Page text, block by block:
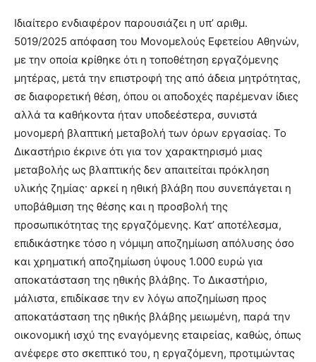
Ιδιαίτερο ενδιαφέρον παρουσιάζει η υπ’ αριθμ.
5019/2025 απόφαση του Μονομελούς Εφετείου Αθηνών,
με την οποία κρίθηκε ότι η τοποθέτηση εργαζόμενης
μητέρας, μετά την επιστροφή της από άδεια μητρότητας,
σε διαφορετική θέση, όπου οι αποδοχές παρέμεναν ίδιες
αλλά τα καθήκοντα ήταν υποδεέστερα, συνιστά
μονομερή βλαπτική μεταβολή των όρων εργασίας. Το
Δικαστήριο έκρινε ότι για τον χαρακτηρισμό μιας
μεταβολής ως βλαπτικής δεν απαιτείται πρόκληση
υλικής ζημίας· αρκεί η ηθική βλάβη που συνεπάγεται η
υποβάθμιση της θέσης και η προσβολή της
προσωπικότητας της εργαζόμενης. Κατ’ αποτέλεσμα,
επιδικάστηκε τόσο η νόμιμη αποζημίωση απόλυσης όσο
και χρηματική αποζημίωση ύψους 1.000 ευρώ για
αποκατάσταση της ηθικής βλάβης. Το Δικαστήριο,
μάλιστα, επιδίκασε την εν λόγω αποζημίωση προς
αποκατάσταση της ηθικής βλάβης μειωμένη, παρά την
οικονομική ισχύ της εναγόμενης εταιρείας, καθώς, όπως
ανέφερε στο σκεπτικό του, η εργαζόμενη, προτιμώντας